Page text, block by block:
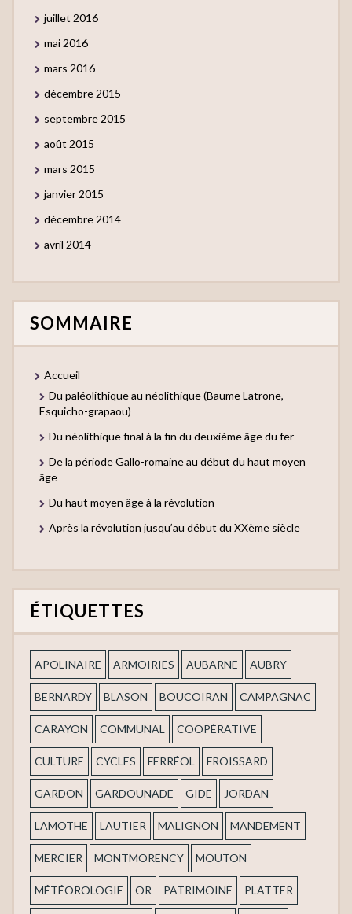
juillet 2016
mai 2016
mars 2016
décembre 2015
septembre 2015
août 2015
mars 2015
janvier 2015
décembre 2014
avril 2014
SOMMAIRE
Accueil
Du paléolithique au néolithique (Baume Latrone,
Esquicho-grapaou)
Du néolithique final à la fin du deuxième âge du fer
De la période Gallo-romaine au début du haut moyen
âge
Du haut moyen âge à la révolution
Après la révolution jusqu’au début du XXème siècle
ÉTIQUETTES
APOLINAIRE ARMOIRIES AUBARNE AUBRY
BERNARDY BLASON BOUCOIRAN CAMPAGNAC
CARAYON COMMUNAL COOPÉRATIVE
CULTURE CYCLES FERRÉOL FROISSARD
GARDON GARDOUNADE GIDE JORDAN
LAMOTHE LAUTIER MALIGNON MANDEMENT
MERCIER MONTMORENCY MOUTON
MÉTÉOROLOGIE OR PATRIMOINE PLATTER